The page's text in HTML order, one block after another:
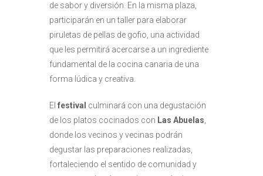
de sabor y diversión. En la misma plaza,
participarán en un taller para elaborar
piruletas de pellas de gofio, una actividad
que les permitirá acercarse a un ingrediente
fundamental de la cocina canaria de una
forma lúdica y creativa.
El festival culminará con una degustación
de los platos cocinados con Las Abuelas,
donde los vecinos y vecinas podrán
degustar las preparaciones realizadas,
fortaleciendo el sentido de comunidad y